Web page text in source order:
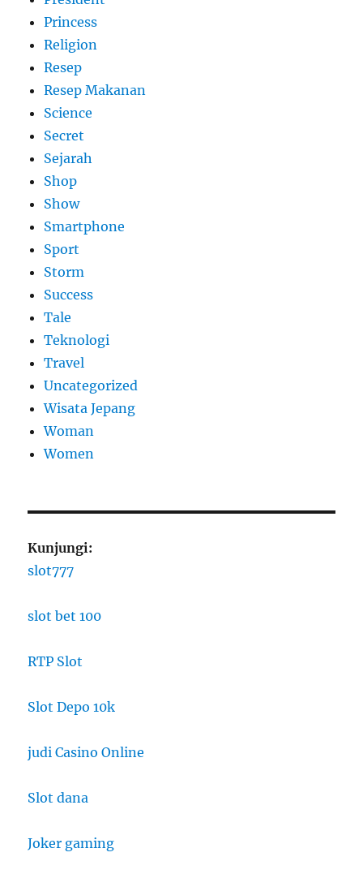
Princess
Religion
Resep
Resep Makanan
Science
Secret
Sejarah
Shop
Show
Smartphone
Sport
Storm
Success
Tale
Teknologi
Travel
Uncategorized
Wisata Jepang
Woman
Women
Kunjungi:
slot777
slot bet 100
RTP Slot
Slot Depo 10k
judi Casino Online
Slot dana
Joker gaming